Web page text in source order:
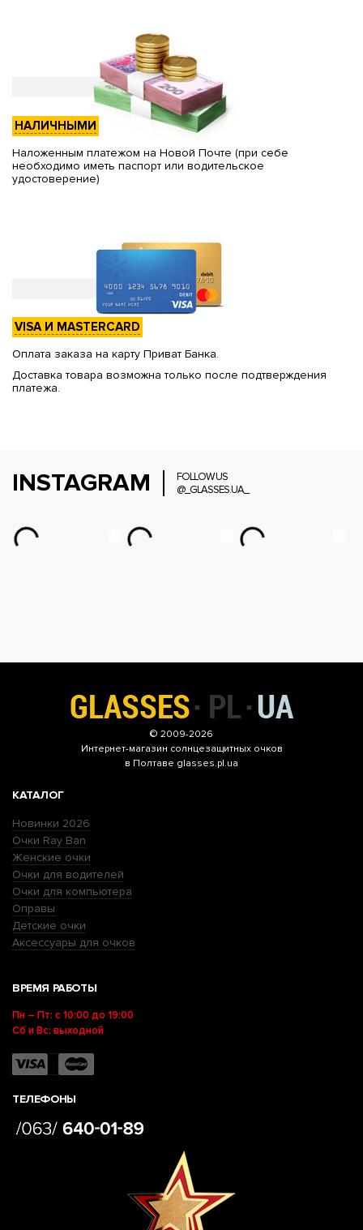
НАЛИЧНЫМИ
Наложенным платежом на Новой Почте (при себе
необходимо иметь паспорт или водительское
удостоверение)
VISA И MASTERCARD
Оплата заказа на карту Приват Банка.
Доставка товара возможна только после подтверждения
платежа.
INSTAGRAM
FOLLOW US
@_GLASSES.UA_
© 2009-2026
Интернет-магазин солнцезащитных очков
в Полтаве glasses.pl.ua
КАТАЛОГ
Новинки 2026
Очки Ray Ban
Женские очки
Очки для водителей
Очки для компьютера
Оправы
Детские очки
Аксессуары для очков
ВРЕМЯ РАБОТЫ
Пн – Пт: с 10:00 до 19:00
Сб и Вс: выходной
ТЕЛЕФОНЫ